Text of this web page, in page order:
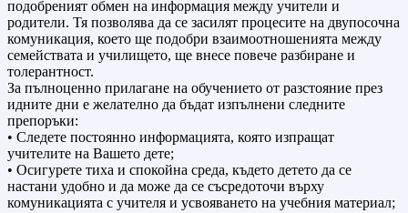
подобреният обмен на информация между учители и
родители. Тя позволява да се засилят процесите на двупосочна
комуникация, което ще подобри взаимоотношенията между
семействата и училището, ще внесе повече разбиране и
толерантност.
За пълноценно прилагане на обучението от разстояние през
идните дни е желателно да бъдат изпълнени следните
препоръки:
• Следете постоянно информацията, която изпращат
учителите на Вашето дете;
• Осигурете тиха и спокойна среда, където детето да се
настани удобно и да може да се съсредоточи върху
комуникацията с учителя и усвояването на учебния материал;